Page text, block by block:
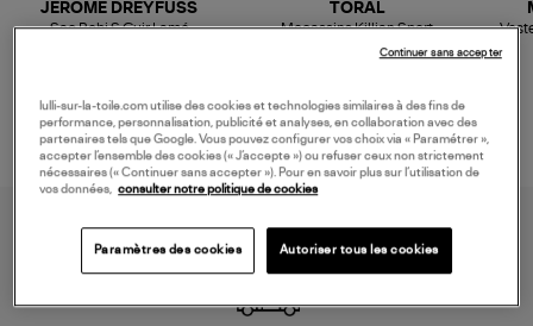
JEROME DREYFUSS
Sac Bobi S Cuir Lamé
189,00 €
TORAL
Mocassins Killian Sport
Mousse
lulli-sur-la-toile.com utilise des cookies et technologies similaires à des fins de
performance, personnalisation, publicité et analyses, en collaboration avec des
partenaires tels que Google. Vous pouvez configurer vos choix via « Paramétrer »,
accepter l’ensemble des cookies (« J’accepte ») ou refuser ceux non strictement
nécessaires (« Continuer sans accepter »). Pour en savoir plus sur l’utilisation de
vos données, consulter notre politique de cookies
Paramètres des cookies Autoriser tous les cookies
Continuer sans accepter